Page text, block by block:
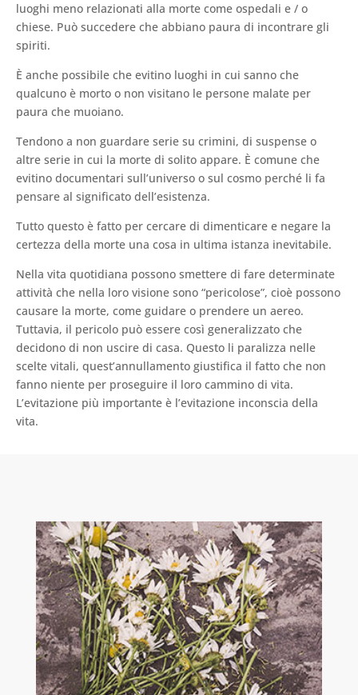
luoghi meno relazionati alla morte come ospedali e / o
chiese. Può succedere che abbiano paura di incontrare gli
spiriti.
È anche possibile che evitino luoghi in cui sanno che
qualcuno è morto o non visitano le persone malate per
paura che muoiano.
Tendono a non guardare serie su crimini, di suspense o
altre serie in cui la morte di solito appare. È comune che
evitino documentari sull’universo o sul cosmo perché li fa
pensare al significato dell’esistenza.
Tutto questo è fatto per cercare di dimenticare e negare la
certezza della morte una cosa in ultima istanza inevitabile.
Nella vita quotidiana possono smettere di fare determinate
attività che nella loro visione sono “pericolose”, cioè possono
causare la morte, come guidare o prendere un aereo.
Tuttavia, il pericolo può essere così generalizzato che
decidono di non uscire di casa. Questo li paralizza nelle
scelte vitali, quest’annullamento giustifica il fatto che non
fanno niente per proseguire il loro cammino di vita.
L’evitazione più importante è l’evitazione inconscia della
vita.